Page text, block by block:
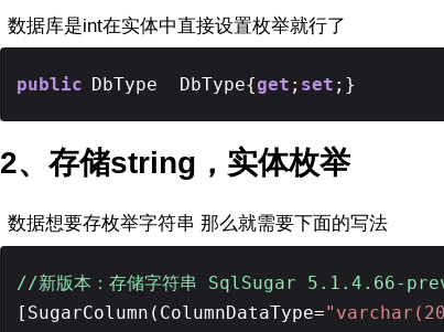
数据库是int在实体中直接设置枚举就行了
public DbType DbType{get ; set ;}
2、存储string，实体枚举
数据想要存枚举字符串 那么就需要下面的写法
//新版本：存储字符串 SqlSugar 5.1.4.66-
[SugarColumn(ColumnDataType=